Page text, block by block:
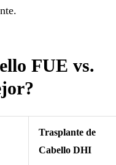
FUE vs.
Trasplante de
Cabello DHI